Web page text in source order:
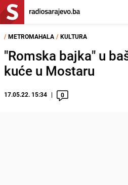
/ METROMAHALA / KULTURA
"Romska bajka" u
kuće u Mostaru
17.05.22. 15:34 0